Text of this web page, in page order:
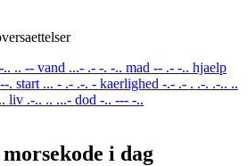
.. .. -- vand ...- .- -. -.. mad -- .- -.. hjaelp
. start ... - .- .-. - kaerlighed -.- .- . .-. .-.. ..
liv .-.. .. ...- dod -.. --- -..
i dag